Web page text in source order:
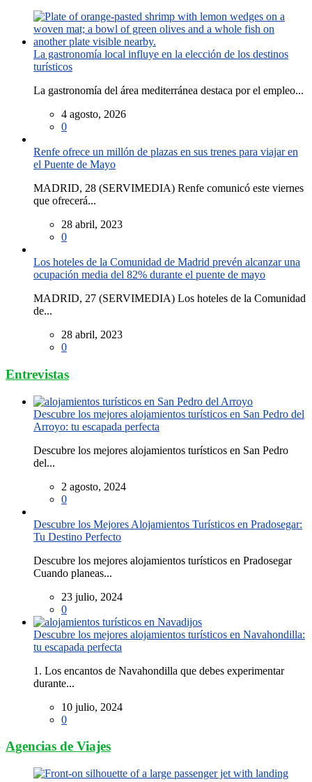
La gastronomía local influye en la elección de los destinos
turísticos
La gastronomía del área mediterránea destaca por el empleo...
4 agosto, 2026
0
Renfe ofrece un millón de plazas en sus trenes para viajar en
el Puente de Mayo
MADRID, 28 (SERVIMEDIA) Renfe comunicó este viernes
que ofrecerá...
28 abril, 2023
0
Los hoteles de la Comunidad de Madrid prevén alcanzar una
ocupación media del 82% durante el puente de mayo
MADRID, 27 (SERVIMEDIA) Los hoteles de la Comunidad
de...
28 abril, 2023
0
Entrevistas
Descubre los mejores alojamientos turísticos en San Pedro del
Arroyo: tu escapada perfecta
Descubre los mejores alojamientos turísticos en San Pedro
del...
2 agosto, 2024
0
Descubre los Mejores Alojamientos Turísticos en Pradosegar:
Tu Destino Perfecto
Descubre los mejores alojamientos turísticos en Pradosegar
Cuando planeas...
23 julio, 2024
0
Descubre los mejores alojamientos turísticos en Navahondilla:
tu escapada perfecta
1. Los encantos de Navahondilla que debes experimentar
durante...
10 julio, 2024
0
Agencias de Viajes